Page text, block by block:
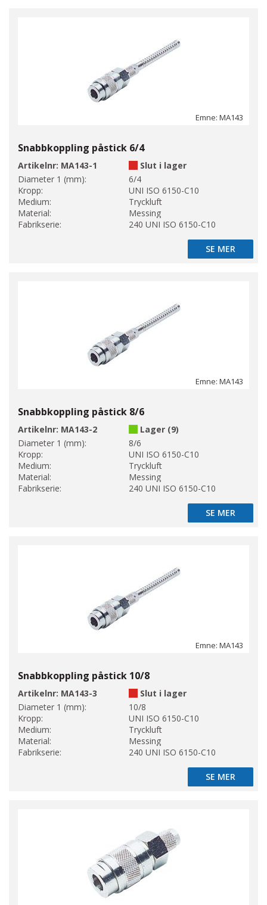
Emne: MA143
Snabbkoppling påstick 6/4
Artikelnr: MA143-1
Slut i lager
Diameter 1 (mm):
6/4
Kropp:
UNI ISO 6150-C10
Medium:
Tryckluft
Material:
Messing
Fabrikserie:
240 UNI ISO 6150-C10
SE MER
SE MER
Emne: MA143
Snabbkoppling påstick 8/6
Artikelnr: MA143-2
Lager (9)
Diameter 1 (mm):
8/6
Kropp:
UNI ISO 6150-C10
Medium:
Tryckluft
Material:
Messing
Fabrikserie:
240 UNI ISO 6150-C10
SE MER
SE MER
Emne: MA143
Snabbkoppling påstick 10/8
Artikelnr: MA143-3
Slut i lager
Diameter 1 (mm):
10/8
Kropp:
UNI ISO 6150-C10
Medium:
Tryckluft
Material:
Messing
Fabrikserie:
240 UNI ISO 6150-C10
SE MER
SE MER